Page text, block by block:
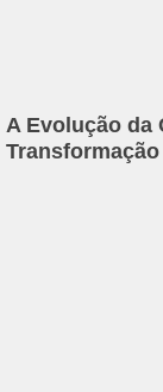
A Evolução da